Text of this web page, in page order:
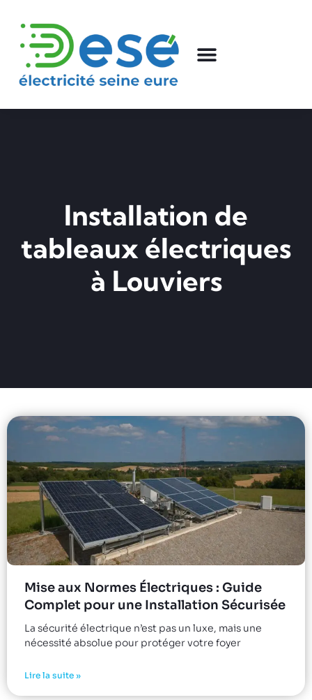
Installation de
tableaux électriques
à Louviers
Mise aux Normes Électriques : Guide
Complet pour une Installation Sécurisée
La sécurité électrique n’est pas un luxe, mais une
nécessité absolue pour protéger votre foyer
Lire la suite »